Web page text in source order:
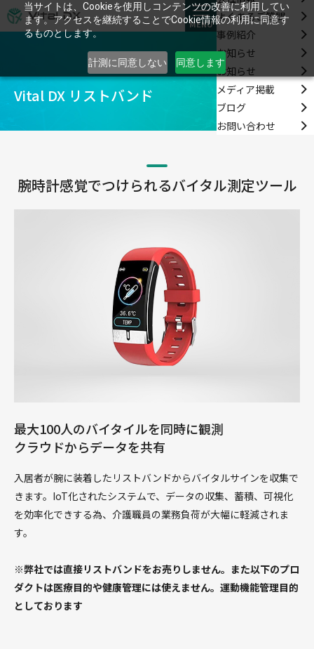
当サイトは、Cookieを使用しコンテンツの改善に利用してい
ます。アクセスを継続することでCookie情報の利用に同意す
るものとします。
計測に同意しない 同意します
MENU
よくあるご質問
事例紹介
お知らせ
お知らせ
メディア掲載
ブログ
お問い合わせ
Vital DX リストバンド
腕時計感覚でつけられるバイタル測定ツール
最大100人のバイタイルを同時に観測
クラウドからデータを共有
入居者が腕に装着したリストバンドからバイタルサインを収集で
きます。IoT化されたシステムで、データの収集、蓄積、可視化
を効率化できする為、介護職員の業務負荷が大幅に軽減されま
す。
※弊社では直接リストバンドをお売りしません。また以下のプロ
ダクトは医療目的や健康管理には使えません。運動機能管理目的
としております